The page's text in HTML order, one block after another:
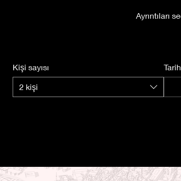
Ayrıntıları
Kişi sayısı
2 kişi
Tarih